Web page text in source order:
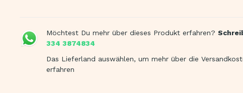
Möchtest Du mehr über dieses Produkt erfahren?
334 3874834
Das Lieferland auswählen, um mehr über die
erfahren